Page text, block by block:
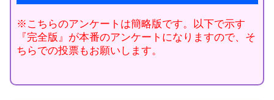
※こちらのアンケートは簡略版です。以下で示す
『完全版』が本番のアンケートになりますので、そ
ちらでの投票もお願いします。